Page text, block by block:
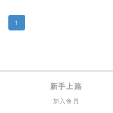
1
新手上路
加入會員